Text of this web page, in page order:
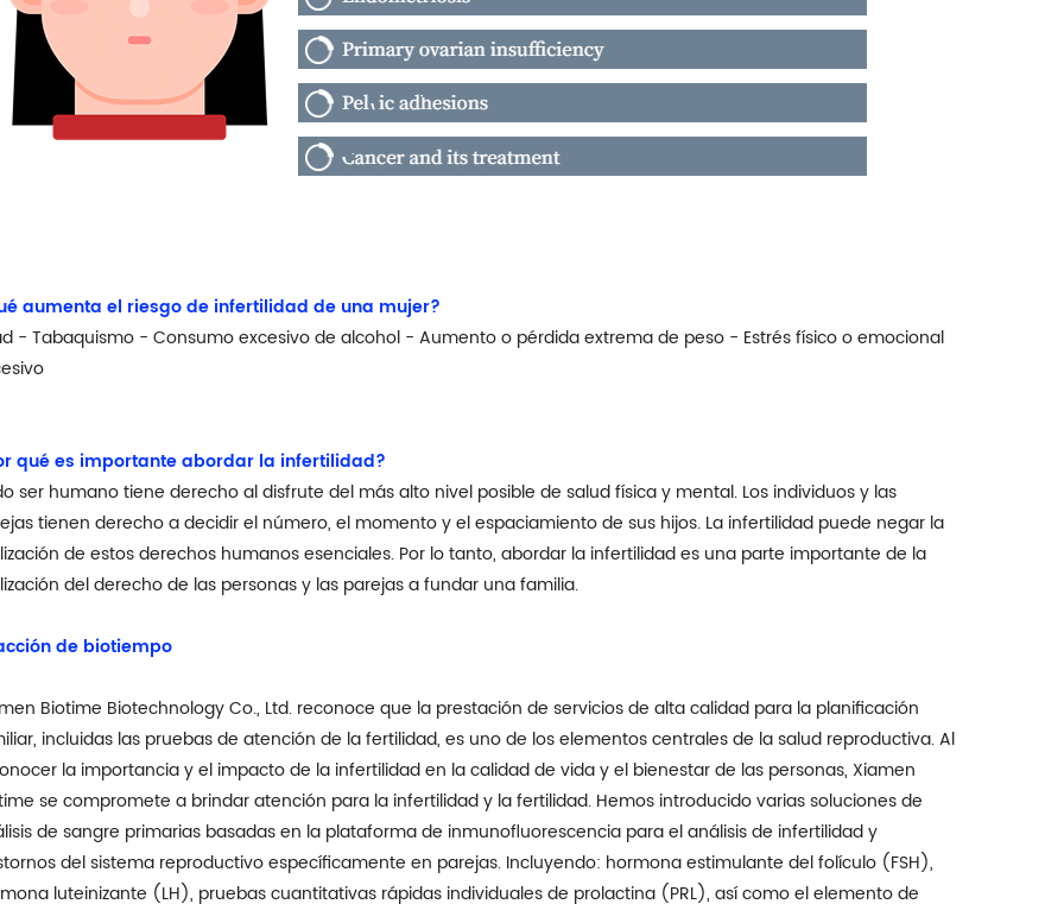
aumenta el riesgo de infertilidad de una mujer?
- Tabaquismo - Consumo excesivo de alcohol - Aumento o pérdida extrema de peso - Estrés físico o emocional
qué es importante abordar la infertilidad?
ser humano tiene derecho al disfrute del más alto nivel posible de salud física y mental. Los individuos y las
tienen derecho a decidir el número, el momento y el espaciamiento de sus hijos. La infertilidad puede negar la
de estos derechos humanos esenciales. Por lo tanto, abordar la infertilidad es una parte importante de la
del derecho de las personas y las parejas a fundar una familia.
de biotiempo
Biotime Biotechnology Co., Ltd. reconoce que la prestación de servicios de alta calidad para la planificación
incluidas las pruebas de atención de la fertilidad, es uno de los elementos centrales de la salud reproductiva. Al
la importancia y el impacto de la infertilidad en la calidad de vida y el bienestar de las personas, Xiamen
se compromete a brindar atención para la infertilidad y la fertilidad. Hemos introducido varias soluciones de
de sangre primarias basadas en la plataforma de inmunofluorescencia para el análisis de infertilidad y
del sistema reproductivo específicamente en parejas. Incluyendo: hormona estimulante del folículo (FSH),
luteinizante (LH), pruebas cuantitativas rápidas individuales de prolactina (PRL), así como el elemento de